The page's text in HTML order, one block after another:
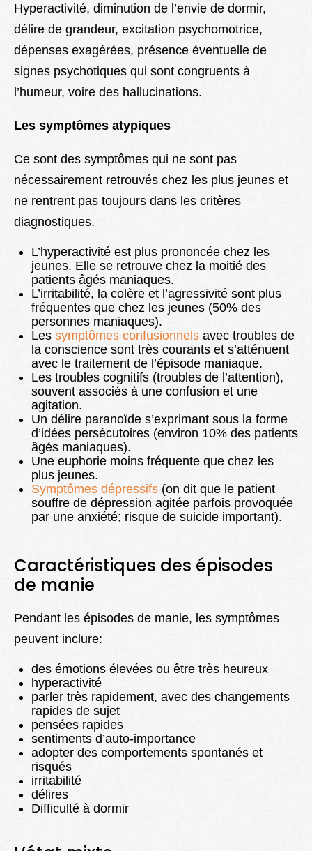
Hyperactivité, diminution de l’envie de dormir,
délire de grandeur, excitation psychomotrice,
dépenses exagérées, présence éventuelle de
signes psychotiques qui sont congruents à
l’humeur, voire des hallucinations.
Les symptômes atypiques
Ce sont des symptômes qui ne sont pas
nécessairement retrouvés chez les plus jeunes et
ne rentrent pas toujours dans les critères
diagnostiques.
L’hyperactivité est plus prononcée chez les
jeunes. Elle se retrouve chez la moitié des
patients âgés maniaques.
L’irritabilité, la colère et l’agressivité sont plus
fréquentes que chez les jeunes (50% des
personnes maniaques).
Les symptômes confusionnels avec troubles de
la conscience sont très courants et s’atténuent
avec le traitement de l’épisode maniaque.
Les troubles cognitifs (troubles de l’attention),
souvent associés à une confusion et une
agitation.
Un délire paranoïde s’exprimant sous la forme
d’idées persécutoires (environ 10% des patients
âgés maniaques).
Une euphorie moins fréquente que chez les
plus jeunes.
Symptômes dépressifs (on dit que le patient
souffre de dépression agitée parfois provoquée
par une anxiété; risque de suicide important).
Caractéristiques des épisodes
de manie
Pendant les épisodes de manie, les symptômes
peuvent inclure:
des émotions élevées ou être très heureux
hyperactivité
parler très rapidement, avec des changements
rapides de sujet
pensées rapides
sentiments d’auto-importance
adopter des comportements spontanés et
risqués
irritabilité
délires
Difficulté à dormir